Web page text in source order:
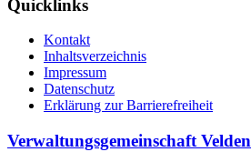
Quicklinks
Kontakt
Inhaltsverzeichnis
Impressum
Datenschutz
Erklärung zur Barrierefreiheit
Verwaltungsgemeinschaft Velden